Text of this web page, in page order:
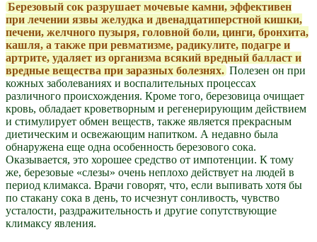
Березовый сок разрушает мочевые камни, эффективен
при лечении язвы желудка и двенадцатиперстной кишки,
печени, желчного пузыря, головной боли, цинги, бронхита,
кашля, а также при ревматизме, радикулите, подагре и
артрите, удаляет из организма всякий вредный балласт и
вредные вещества при заразных болезнях. Полезен он при
кожных заболеваниях и воспалительных процессах
различного происхождения. Кроме того, березовица очищает
кровь, обладает кроветворным и регенерирующим действием
и стимулирует обмен веществ, также является прекрасным
диетическим и освежающим напитком. А недавно была
обнаружена еще одна особенность березового сока.
Оказывается, это хорошее средство от импотенции. К тому
же, березовые «слезы» очень неплохо действует на людей в
период климакса. Врачи говорят, что, если выпивать хотя бы
по стакану сока в день, то исчезнут сонливость, чувство
усталости, раздражительность и другие сопутствующие
климаксу явления.